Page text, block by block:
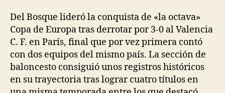
Del Bosque lideró la conquista de «la octava»
Copa de Europa tras derrotar por 3-0 al Valencia
C. F. en París, final que por vez primera contó
con dos equipos del mismo país. La sección de
baloncesto consiguió unos registros históricos
en su trayectoria tras lograr cuatro títulos en